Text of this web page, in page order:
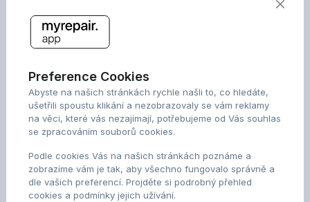
SWIFT: RZBCCZPPXXX
myrepair s.r.o.
Zengrova 2990/32a, 703 00 Ostrava -
Vítkovice,
Česká republika
IČO: 23521414 - DIČ: CZ23521414
D-U-N-S®:
Datová schránka:
Preference Cookies
Abyste na našich stránkách rychle našli to, co hledáte,
ušetřili spoustu klikání a nezobrazovaly se vám reklamy
na věci, které vás nezajímají, potřebujeme od Vás souhlas
se zpracováním souborů cookies.
Podle cookies Vás na našich stránkách poznáme a
zobrazíme vám je tak, aby všechno fungovalo správně a
dle vašich preferencí. Projděte si podrobný přehled
cookies a podmínky jejich užívání.